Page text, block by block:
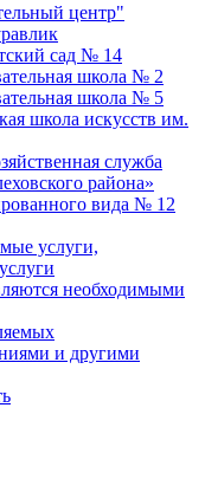
центр"
сад № 14
школа № 2
школа № 5
школа искусств им.
служба
района»
вида № 12
услуги,
необходимыми
и другими